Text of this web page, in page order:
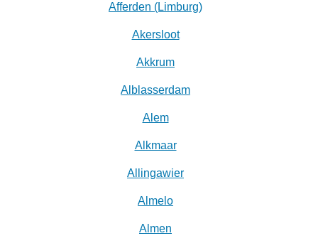
Afferden (Limburg)
Akersloot
Akkrum
Alblasserdam
Alem
Alkmaar
Allingawier
Almelo
Almen